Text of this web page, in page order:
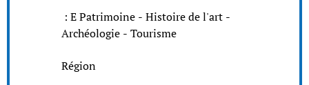
: E Patrimoine - Histoire de l'art -
Archéologie - Tourisme
Région